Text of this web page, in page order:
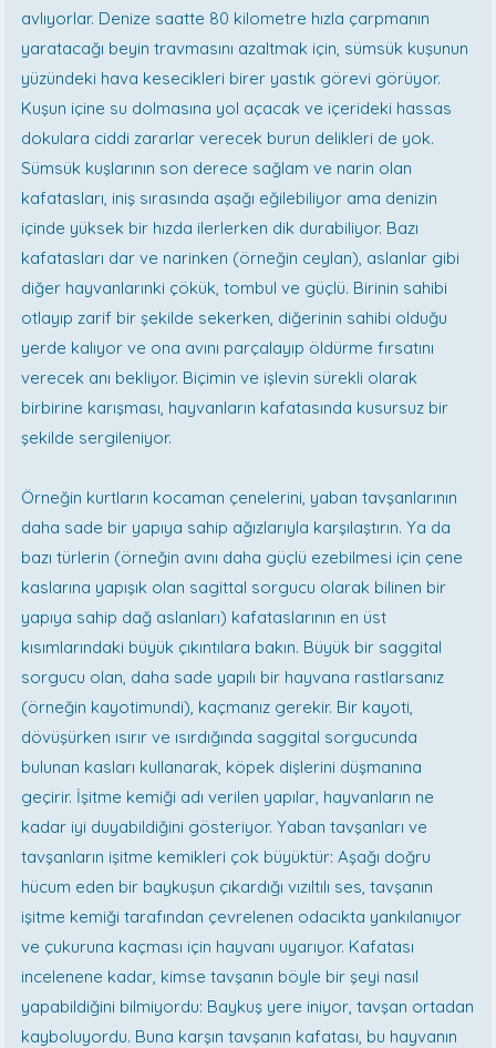
avlıyorlar. Denize saatte 80 kilometre hızla çarpmanın
yaratacağı beyin travmasını azaltmak için, sümsük kuşunun
yüzündeki hava kesecikleri birer yastık görevi görüyor.
Kuşun içine su dolmasına yol açacak ve içerideki hassas
dokulara ciddi zararlar verecek burun delikleri de yok.
Sümsük kuşlarının son derece sağlam ve narin olan
kafatasları, iniş sırasında aşağı eğilebiliyor ama denizin
içinde yüksek bir hızda ilerlerken dik durabiliyor. Bazı
kafatasları dar ve narinken (örneğin ceylan), aslanlar gibi
diğer hayvanlarınki çökük, tombul ve güçlü. Birinin sahibi
otlayıp zarif bir şekilde sekerken, diğerinin sahibi olduğu
yerde kalıyor ve ona avını parçalayıp öldürme fırsatını
verecek anı bekliyor. Biçimin ve işlevin sürekli olarak
birbirine karışması, hayvanların kafatasında kusursuz bir
şekilde sergileniyor.
Örneğin kurtların kocaman çenelerini, yaban tavşanlarının
daha sade bir yapıya sahip ağızlarıyla karşılaştırın. Ya da
bazı türlerin (örneğin avını daha güçlü ezebilmesi için çene
kaslarına yapışık olan sagittal sorgucu olarak bilinen bir
yapıya sahip dağ aslanları) kafataslarının en üst
kısımlarındaki büyük çıkıntılara bakın. Büyük bir saggital
sorgucu olan, daha sade yapılı bir hayvana rastlarsanız
(örneğin kayotimundi), kaçmanız gerekir. Bir kayoti,
dövüşürken ısırır ve ısırdığında saggital sorgucunda
bulunan kasları kullanarak, köpek dişlerini düşmanına
geçirir. İşitme kemiği adı verilen yapılar, hayvanların ne
kadar iyi duyabildiğini gösteriyor. Yaban tavşanları ve
tavşanların işitme kemikleri çok büyüktür: Aşağı doğru
hücum eden bir baykuşun çıkardığı vızıltılı ses, tavşanın
işitme kemiği tarafından çevrelenen odacıkta yankılanıyor
ve çukuruna kaçması için hayvanı uyarıyor. Kafatası
incelenene kadar, kimse tavşanın böyle bir şeyi nasıl
yapabildiğini bilmiyordu: Baykuş yere iniyor, tavşan ortadan
kayboluyordu. Buna karşın tavşanın kafatası, bu hayvanın